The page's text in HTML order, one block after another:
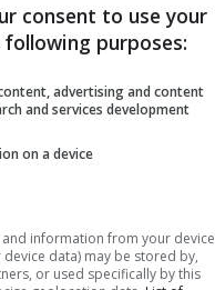
cause
per sollevare
di Montecristi
Cruz, è tra le
e che il
consent to use your
purposes:
advertising and content
and services development
on a device
information from your device
data) may be stored by,
or used specifically by this